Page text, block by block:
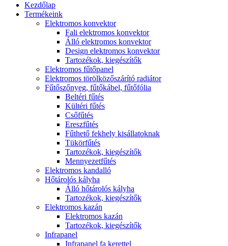
Kezdőlap
Termékeink
Elektromos konvektor
Fali elektromos konvektor
Álló elektromos konvektor
Design elektromos konvektor
Tartozékok, kiegészítők
Elektromos fűtőpanel
Elektromos törölközőszárító radiátor
Fűtőszőnyeg, fűtőkábel, fűtőfólia
Beltéri fűtés
Kültéri fűtés
Csőfűtés
Ereszfűtés
Fűthető fekhely kisállatoknak
Tükörfűtés
Tartozékok, kiegészítők
Mennyezetfűtés
Elektromos kandalló
Hőtárolós kályha
Álló hőtárolós kályha
Tartozékok, kiegészítők
Elektromos kazán
Elektromos kazán
Tartozékok, kiegészítők
Infrapanel
Infrapanel fa kerettel